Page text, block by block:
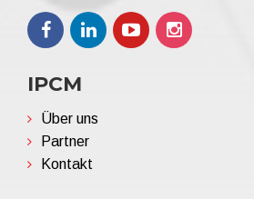
IPCM
Über uns
Partner
Kontakt